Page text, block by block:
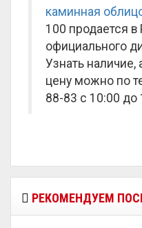
каминная
100 продается
официального
Узнать наличие,
цену можно по
88-83 с 10:00
РЕКОМЕНДУЕМ